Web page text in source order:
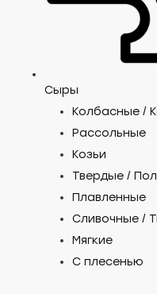
Сыры
Колбасные /
Рассольные
Козьи
Твердые /
Плавленные
Сливочные /
Мягкие
С плесенью